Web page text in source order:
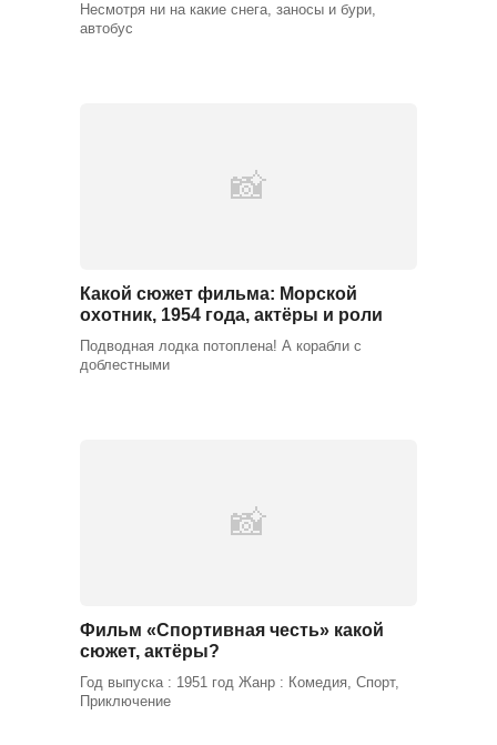
Несмотря ни на какие снега, заносы и бури,
автобус
Какой сюжет фильма: Морской
охотник, 1954 года, актёры и роли
Подводная лодка потоплена! А корабли с
доблестными
Фильм «Спортивная честь» какой
сюжет, актёры?
Год выпуска : 1951 год Жанр : Комедия, Спорт,
Приключение